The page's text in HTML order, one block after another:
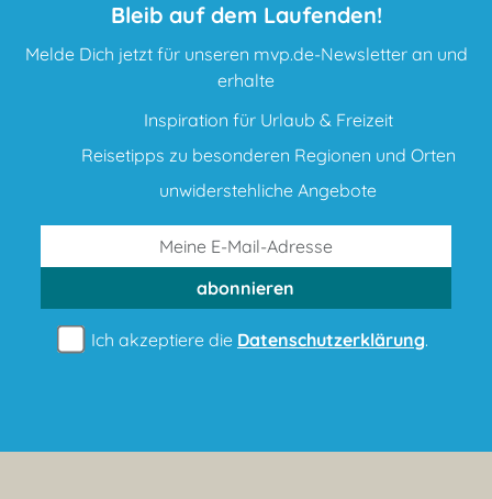
Bleib auf dem Laufenden!
Melde Dich jetzt für unseren mvp.de-Newsletter an und
erhalte
Inspiration für Urlaub & Freizeit
Reisetipps zu besonderen Regionen und Orten
unwiderstehliche Angebote
abonnieren
Ich akzeptiere die Datenschutzerklärung.